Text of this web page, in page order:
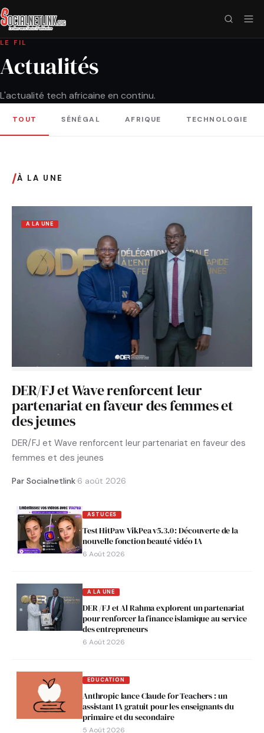
LE FIL
Actualités
L'actualité tech africaine en continu.
TOUT SÉNÉGAL AFRIQUE TECHNOLOGIE
/À LA UNE
A LA UNE
DER/FJ et Wave renforcent leur
partenariat en faveur des femmes et
des jeunes
DER/FJ et Wave renforcent leur partenariat en faveur des
femmes et des jeunes
Par Socialnetlink·6 août 2026
ASTUCES
Test HitPaw VikPea v5.3.0 : Découverte de la
nouvelle fonction beauté vidéo IA
6 Août 2026
A LA UNE
DER /FJ et Al Rahma explorent un partenariat
pour renforcer la finance islamique au service
des entrepreneurs
6 Août 2026
EDUCATION
Anthropic lance Claude for Teachers : un
assistant IA gratuit pour les enseignants du
primaire et du secondaire
5 Août 2026